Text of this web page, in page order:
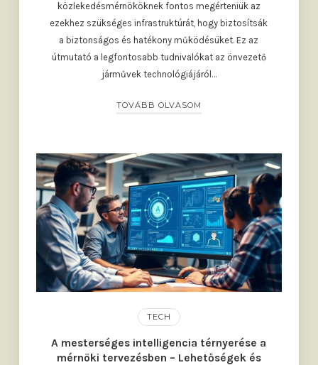
közlekedésmérnököknek fontos megérteniük az
ezekhez szükséges infrastruktúrát, hogy biztosítsák
a biztonságos és hatékony működésüket. Ez az
útmutató a legfontosabb tudnivalókat az önvezető
járművek technológiájáról…
TOVÁBB OLVASOM
TECH
A mesterséges intelligencia térnyerése a
mérnöki tervezésben – Lehetőségek és